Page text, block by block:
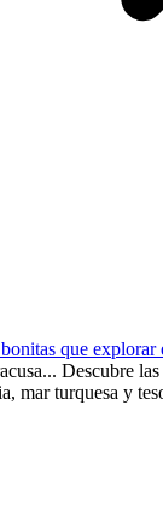
que explorar
Descubre
mar turquesa y